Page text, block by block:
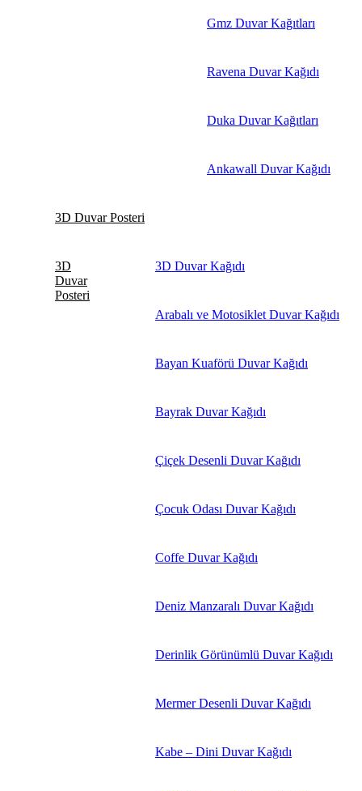
Gmz Duvar Kağıtları
Ravena Duvar Kağıdı
Duka Duvar Kağıtları
Ankawall Duvar Kağıdı
3D Duvar Posteri
3D
Duvar
Posteri
3D Duvar Kağıdı
Arabalı ve Motosiklet Duvar Kağıdı
Bayan Kuaförü Duvar Kağıdı
Bayrak Duvar Kağıdı
Çiçek Desenli Duvar Kağıdı
Çocuk Odası Duvar Kağıdı
Coffe Duvar Kağıdı
Deniz Manzaralı Duvar Kağıdı
Derinlik Görünümlü Duvar Kağıdı
Mermer Desenli Duvar Kağıdı
Kabe – Dini Duvar Kağıdı